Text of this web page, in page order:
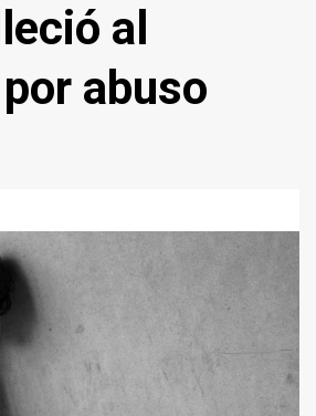
al
abuso